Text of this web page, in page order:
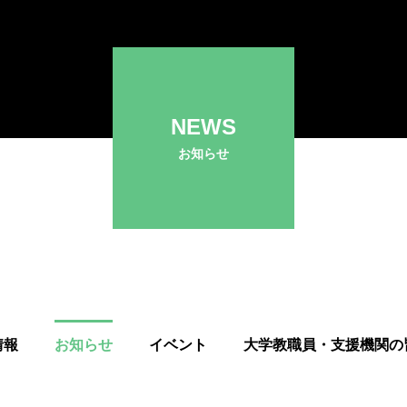
NEWS
お知らせ
報 お知らせ イベント 大学教職員・支援機関の